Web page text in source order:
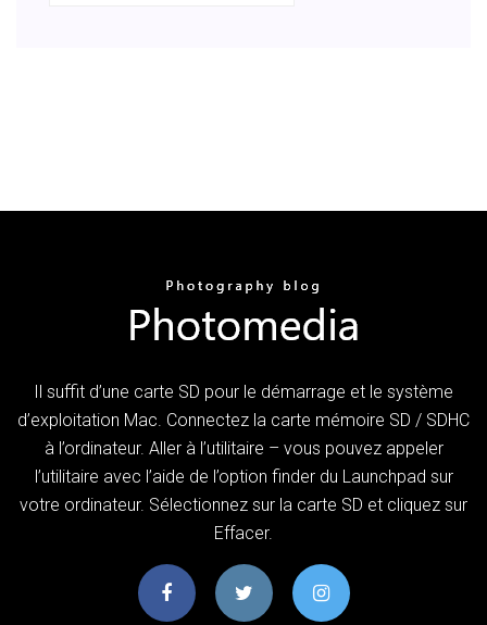
Il suffit d’une carte SD pour le démarrage et le système
d’exploitation Mac. Connectez la carte mémoire SD / SDHC
à l’ordinateur. Aller à l’utilitaire – vous pouvez appeler
l’utilitaire avec l’aide de l’option finder du Launchpad sur
votre ordinateur. Sélectionnez sur la carte SD et cliquez sur
Effacer.